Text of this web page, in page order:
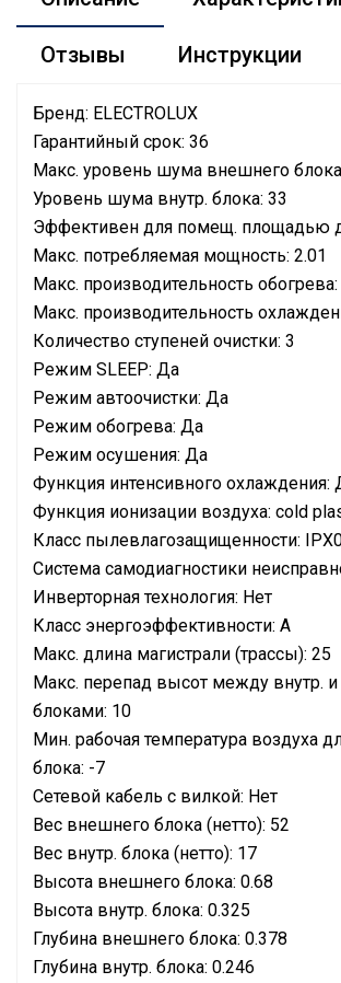
Отзывы Инструкции
Бренд: ELECTROLUX
Гарантийный срок: 36
Макс. уровень шума внешнего
Уровень шума внутр. блока: 33
Эффективен для помещ. площадью
Макс. потребляемая мощность: 2.01
Макс. производительность обогрева:
Макс. производительность
Количество ступеней очистки: 3
Режим SLEEP: Да
Режим автоочистки: Да
Режим обогрева: Да
Режим осушения: Да
Функция интенсивного охлаждения:
Функция ионизации воздуха: cold
Класс пылевлагозащищенности:
Система самодиагностики
Инверторная технология: Нет
Класс энергоэффективности: A
Макс. длина магистрали (трассы): 25
Макс. перепад высот между внутр.
блоками: 10
Мин. рабочая температура воздуха
блока: -7
Сетевой кабель с вилкой: Нет
Вес внешнего блока (нетто): 52
Вес внутр. блока (нетто): 17
Высота внешнего блока: 0.68
Высота внутр. блока: 0.325
Глубина внешнего блока: 0.378
Глубина внутр. блока: 0.246